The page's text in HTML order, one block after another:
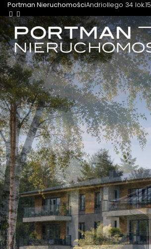
Portman NieruchomościAndriollego 34 lok.15